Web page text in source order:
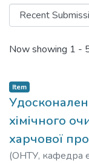
Recent
Now showing 1 -
Item
хімічного
харчової
(ОНТУ, кафедра